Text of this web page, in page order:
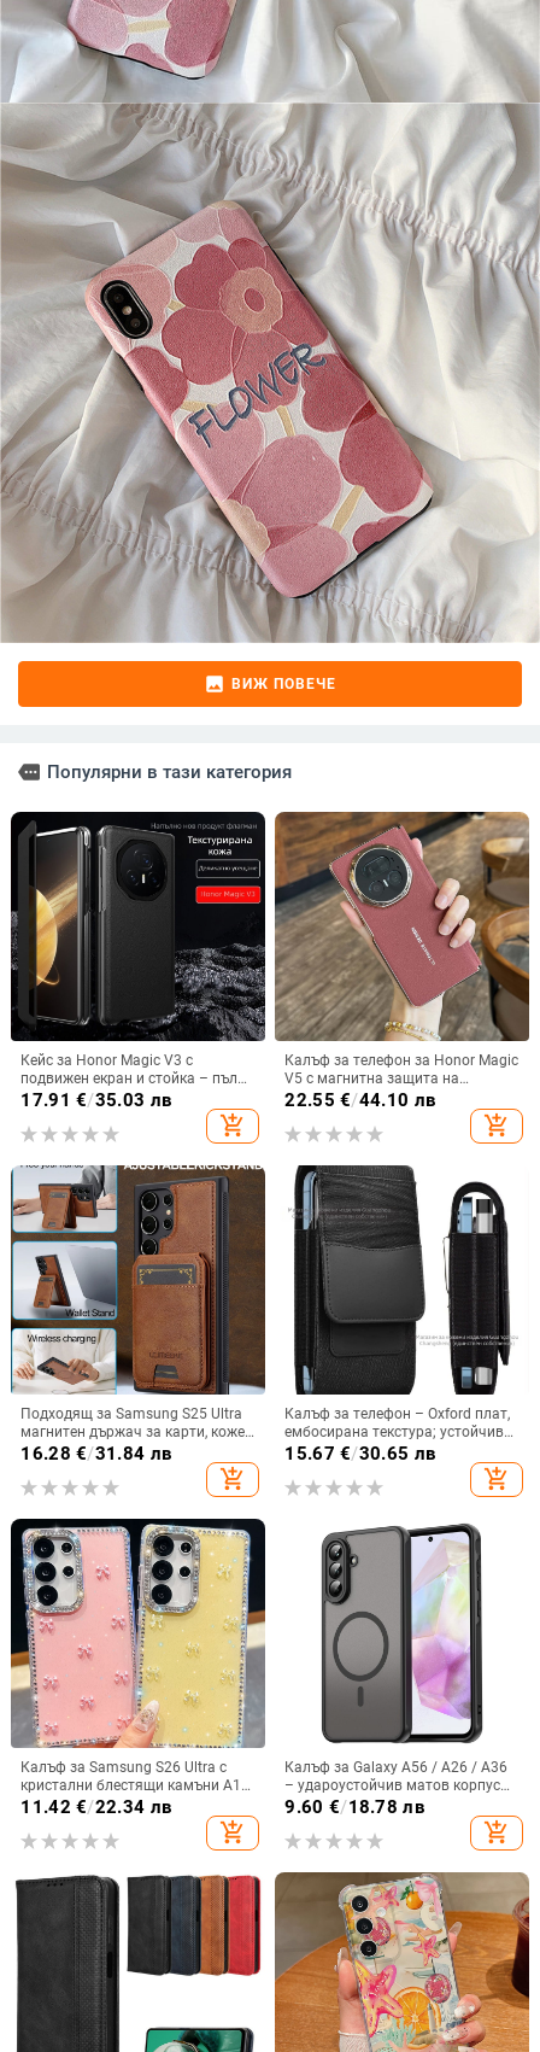
image ВИЖ ПОВЕЧЕ
more Популярни в тази категория
Кейс за Honor Magic V3 с
подвижен екран и стойка – пълна
защита, удароустойчив, против
имитационна кожа, прецизна
17.91 €/35.03 лв
add_shopping_cart
Калъф за телефон за Honor Magic
V5 с магнитна защита на
централната ос, пълна защита на
електроплатиране, защита срещу
22.55 €/44.10 лв
add_shopping_cart
Подходящ за Samsung S25 Ultra
магнитен държач за карти, кожен
калъф S24Plus, защитен калъф,
разделен на части, калъф за
мобилен телефон Samsung
16.28 €/31.84 лв
add_shopping_cart
Калъф за телефон – Oxford плат,
ембосирана текстура; устойчив
на износ и изпадане, против
отпечатъци; съвместим с iPhone
12, iPhone 13, iPhone 14 и други
15.67 €/30.65 лв
add_shopping_cart
Калъф за Samsung S26 Ultra с
кристални блестящи камъни A17,
A57IMD Aurora Bow и S24FE,
11.42 €/22.34 лв
add_shopping_cart
Калъф за Galaxy A56 / A26 / A36
– удароустойчив матов корпус
от PC+TPU с текстура на кожа
9.60 €/18.78 лв
add_shopping_cart